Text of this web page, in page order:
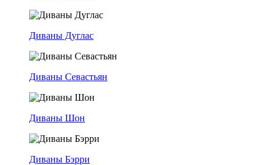
Диваны Дуглас
Диваны Севастьян
Диваны Шон
Диваны Бэрри